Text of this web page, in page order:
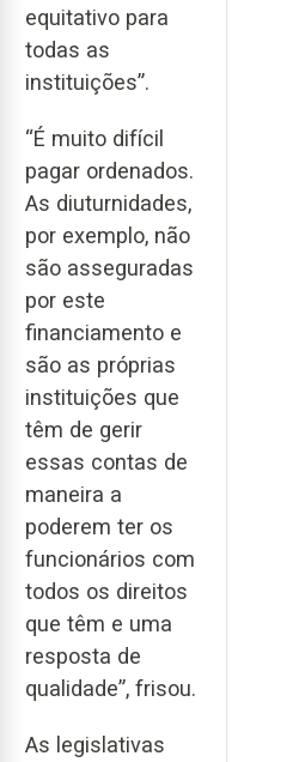
equitativo para
todas as
instituições”.
“É muito difícil
pagar ordenados.
As diuturnidades,
por exemplo, não
são asseguradas
por este
financiamento e
são as próprias
instituições que
têm de gerir
essas contas de
maneira a
poderem ter os
funcionários com
todos os direitos
que têm e uma
resposta de
qualidade”, frisou.
As legislativas